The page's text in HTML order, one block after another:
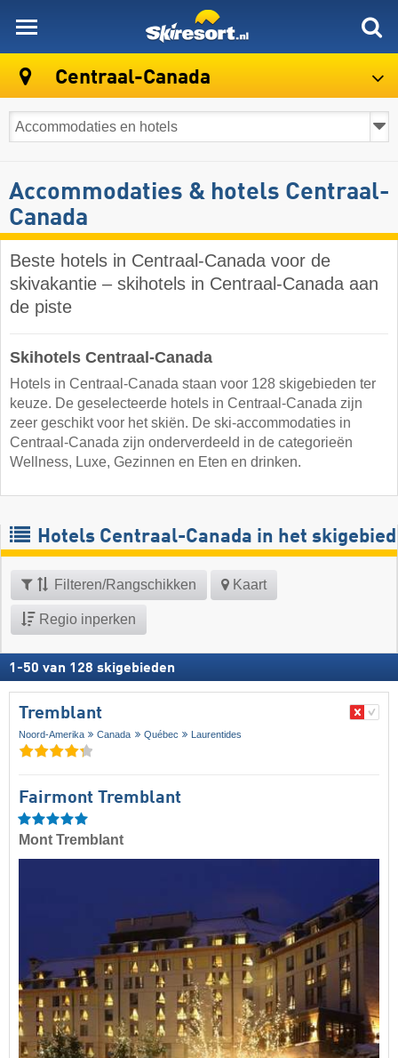
Centraal-Canada
Accommodaties & hotels Centraal-
Canada
Beste hotels in Centraal-Canada voor de
skivakantie – skihotels in Centraal-Canada aan
de piste
Skihotels Centraal-Canada
Hotels in Centraal-Canada staan voor 128 skigebieden ter
keuze. De geselecteerde hotels in Centraal-Canada zijn
zeer geschikt voor het skiën. De ski-accommodaties in
Centraal-Canada zijn onderverdeeld in de categorieën
Wellness, Luxe, Gezinnen en Eten en drinken.
Hotels Centraal-Canada in het skigebied
Filteren/Rangschikken Kaart
Regio inperken
1 -50 van 128 skigebieden
Tremblant
Noord-Amerika Canada Québec Laurentides
Fairmont Tremblant
Mont Tremblant